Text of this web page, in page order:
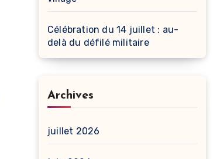
Célébration du 14 juillet : au-
delà du défilé militaire
Archives
juillet 2026